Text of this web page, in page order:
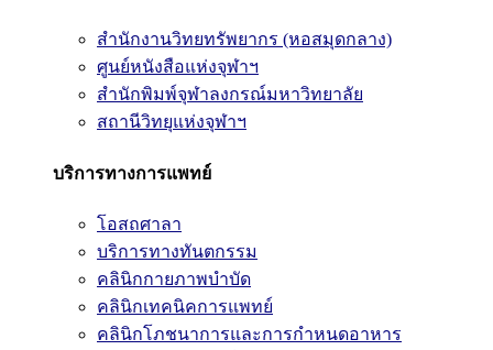
สำนักงานวิทยทรัพยากร (หอสมุดกลาง)
ศูนย์หนังสือแห่งจุฬาฯ
สำนักพิมพ์จุฬาลงกรณ์มหาวิทยาลัย
สถานีวิทยุแห่งจุฬาฯ
บริการทางการแพทย์
โอสถศาลา
บริการทางทันตกรรม
คลินิกกายภาพบำบัด
คลินิกเทคนิคการแพทย์
คลินิกโภชนาการและการกำหนดอาหาร